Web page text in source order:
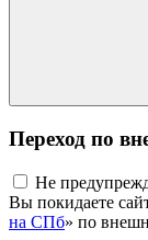
Переход по
Не
Вы покидаете
на СПб» по